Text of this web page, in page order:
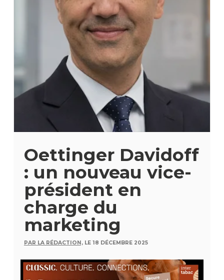
Oettinger Davidoff
: un nouveau vice-
président en
charge du
marketing
PAR LA RÉDACTION, LE 18 DÉCEMBRE 2025